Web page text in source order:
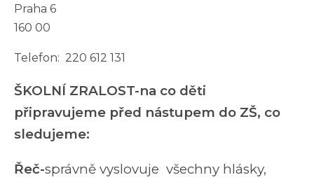
Praha 6
160 00
Telefon: 220 612 131
ŠKOLNÍ ZRALOST-na co děti
připravujeme před nástupem do ZŠ, co
sledujeme:
Řeč-správně vyslovuje všechny hlásky,